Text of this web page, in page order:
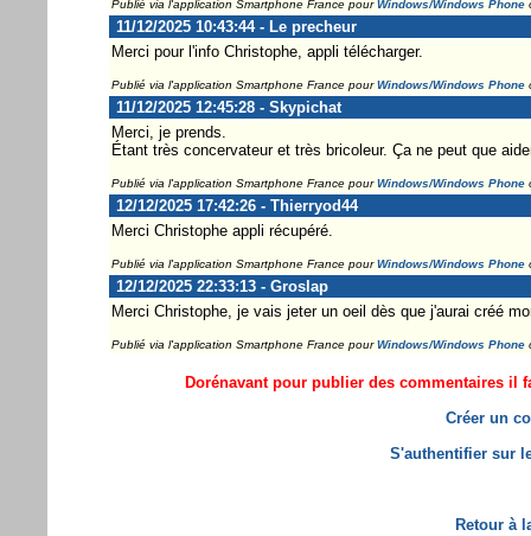
Publié via l'application Smartphone France pourWindows/Windows Phone
11/12/2025 10:43:44 - Le precheur
Merci pour l'info Christophe, appli télécharger.
Publié via l'application Smartphone France pourWindows/Windows Phone
11/12/2025 12:45:28 - Skypichat
Merci, je prends.
Étant très concervateur et très bricoleur. Ça ne peut que
Publié via l'application Smartphone France pourWindows/Windows Phone
12/12/2025 17:42:26 - Thierryod44
Merci Christophe appli récupéré.
Publié via l'application Smartphone France pourWindows/Windows Phone
12/12/2025 22:33:13 - Groslap
Merci Christophe, je vais jeter un oeil dès que j'aurai créé
Publié via l'application Smartphone France pourWindows/Windows Phone
Dorénavant pour publier des commentaires il
Créer un
S'authentifier sur
Retour à